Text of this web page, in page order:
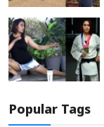
Popular Tags